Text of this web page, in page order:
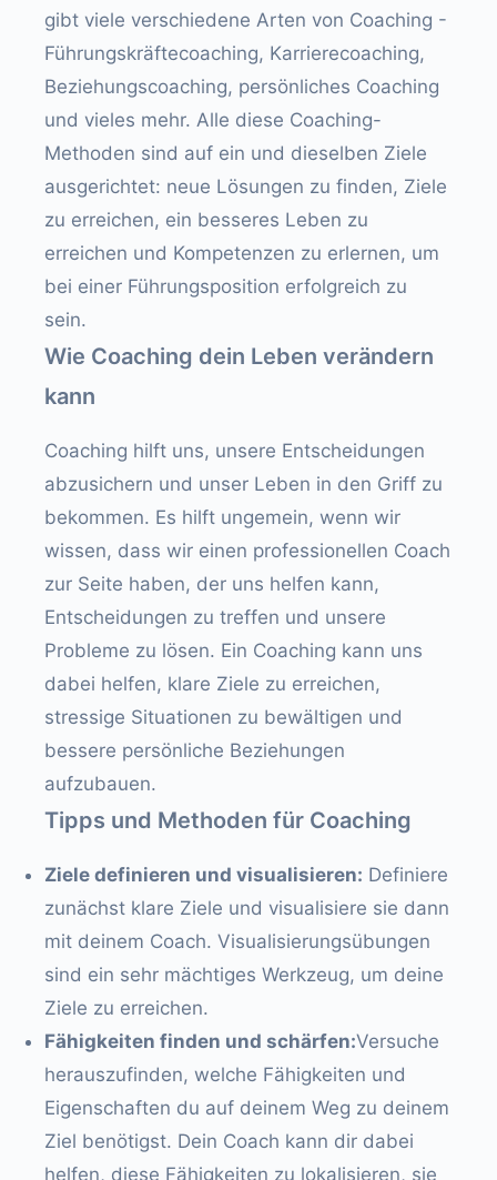
gibt viele verschiedene Arten von Coaching -
Führungskräftecoaching, Karrierecoaching,
Beziehungscoaching, persönliches Coaching
und vieles mehr. Alle diese Coaching-
Methoden sind auf ein und dieselben Ziele
ausgerichtet: neue Lösungen zu finden, Ziele
zu erreichen, ein besseres Leben zu
erreichen und Kompetenzen zu erlernen, um
bei einer Führungsposition erfolgreich zu
sein.
Wie Coaching dein Leben verändern
kann
Coaching hilft uns, unsere Entscheidungen
abzusichern und unser Leben in den Griff zu
bekommen. Es hilft ungemein, wenn wir
wissen, dass wir einen professionellen Coach
zur Seite haben, der uns helfen kann,
Entscheidungen zu treffen und unsere
Probleme zu lösen. Ein Coaching kann uns
dabei helfen, klare Ziele zu erreichen,
stressige Situationen zu bewältigen und
bessere persönliche Beziehungen
aufzubauen.
Tipps und Methoden für Coaching
Ziele definieren und visualisieren: Definiere
zunächst klare Ziele und visualisiere sie dann
mit deinem Coach. Visualisierungsübungen
sind ein sehr mächtiges Werkzeug, um deine
Ziele zu erreichen.
Fähigkeiten finden und schärfen:Versuche
herauszufinden, welche Fähigkeiten und
Eigenschaften du auf deinem Weg zu deinem
Ziel benötigst. Dein Coach kann dir dabei
helfen, diese Fähigkeiten zu lokalisieren, sie